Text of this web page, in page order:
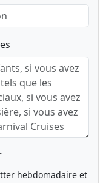
hebdomadaire et